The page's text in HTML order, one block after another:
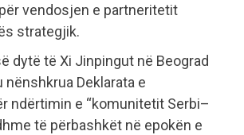
vendosjen e partneritetit
strategjik.
dytë të Xi Jinpingut në Beograd
nënshkrua Deklarata e
ndërtimin e “komunitetit Serbi–
të përbashkët në epokën e